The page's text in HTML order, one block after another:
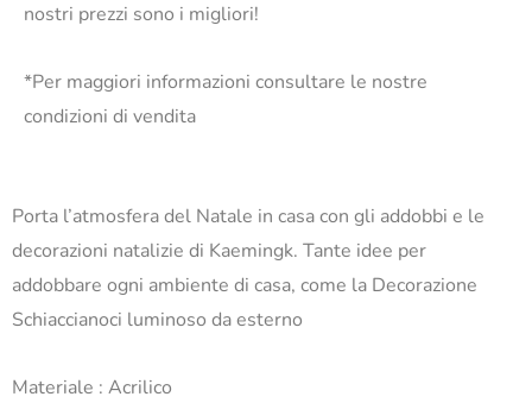
nostri prezzi sono i migliori!
*Per maggiori informazioni consultare le nostre
condizioni di vendita
Porta l’atmosfera del Natale in casa con gli addobbi e le
decorazioni natalizie di Kaemingk. Tante idee per
addobbare ogni ambiente di casa, come la Decorazione
Schiaccianoci luminoso da esterno
Materiale : Acrilico